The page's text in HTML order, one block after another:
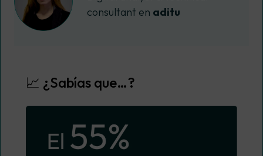
consultant en aditu
📈 ¿Sabías que…?